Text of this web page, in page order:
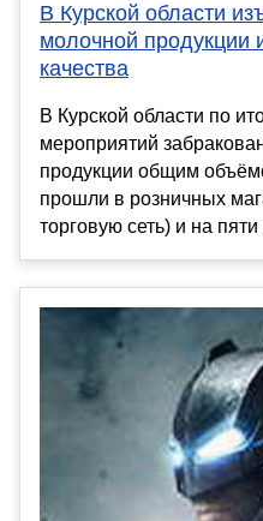
В Курской области
молочной продукции
качества
В Курской области по
мероприятий
продукции общим
прошли в розничных
торговую сеть) и на